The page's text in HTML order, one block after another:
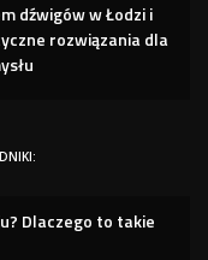
dźwigów w Łodzi i
rozwiązania dla
Dlaczego to takie